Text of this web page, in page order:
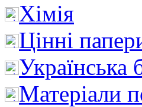
Хімія
Цінні
Українська
Матеріали